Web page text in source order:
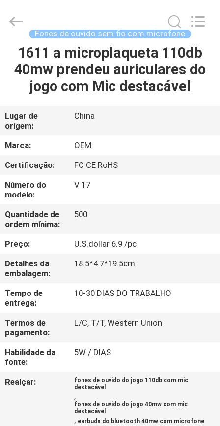
CASA
PRODUTOS
SOBRE
NÓS
EXCURSÃO
DA
FÁBRICA
CONTROLE
DA
QUALIDADE
CONTACTE-
NOS
PEÇA
UMAS
CITAÇÕES
Shengpai
Electronics
Reserved.
Fones de ouvido sem fio com microfone
1611 a microplaqueta 110db
40mw prendeu auriculares do
jogo com Mic destacável
Lugar de
origem:
China
Marca:
OEM
Certificação:
FC CE RoHS
Número do
modelo:
V 17
Quantidade de
ordem mínima:
500
Preço:
U.S.dollar 6.9 /pc
Detalhes da
embalagem:
18.5*4.7*19.5cm
Tempo de
entrega:
10-30 DIAS DO TRABALHO
Termos de
pagamento:
L/C, T/T, Western Union
Habilidade da
fonte:
5W / DIAS
Realçar:
fones de ouvido do jogo 110db com mic
destacável
,
fones de ouvido do jogo 40mw com mic
destacável
, earbuds do bluetooth 40mw com microfone